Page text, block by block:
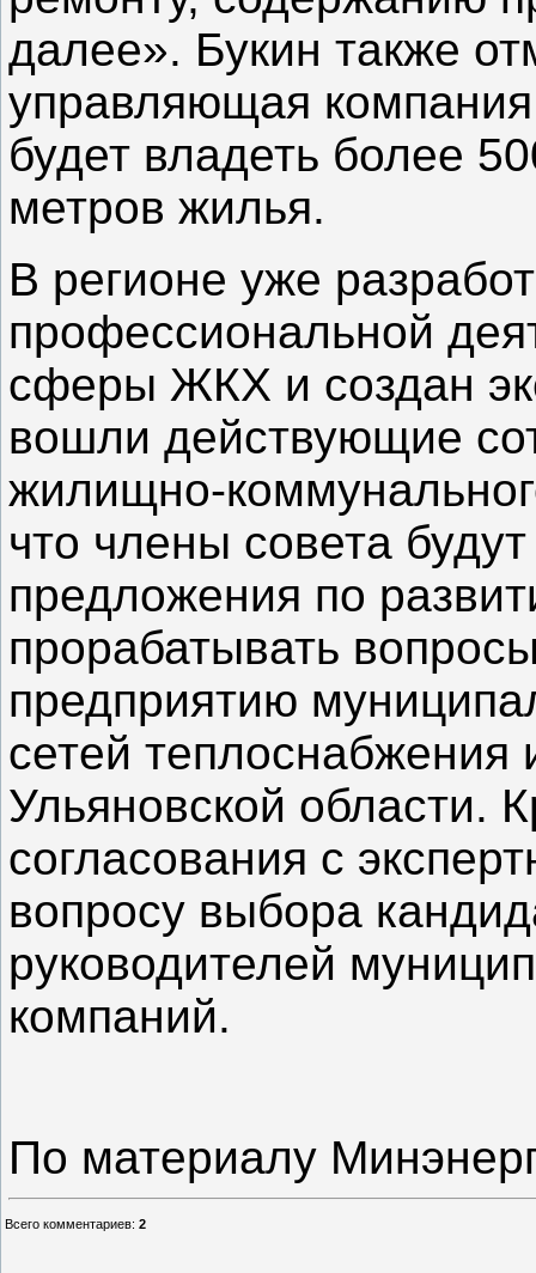
далее». Букин также
управляющая компания
будет владеть более
метров жилья.
В регионе уже
профессиональной
сферы ЖКХ и создан
вошли действующие
жилищно-
что члены совета
предложения по
прорабатывать
предприятию
сетей теплоснабжения
Ульяновской области.
согласования с
вопросу выбора
руководителей
компаний.
По материалу
Всего комментариев: 2